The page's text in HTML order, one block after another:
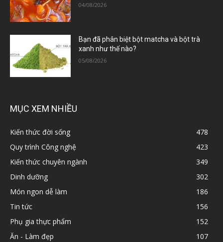
04/08/2026
Bạn đã phân biệt bột matcha và bột trà
xanh như thế nào?
05/08/2026
MỤC XEM NHIỀU
Kiến thức đời sống
478
Quy trình Công nghệ
423
Kiến thức chuyên ngành
349
Dinh dưỡng
302
Món ngon dễ làm
186
Tin tức
156
Phụ gia thực phẩm
152
Ăn - Làm đẹp
107